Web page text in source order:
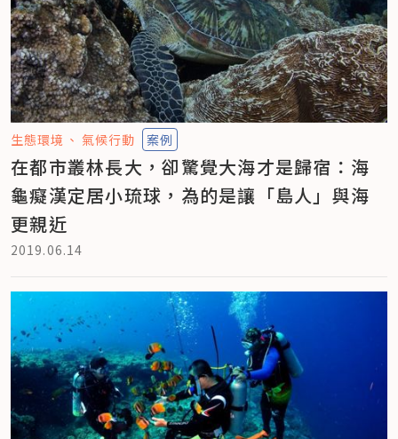
生態環境 氣候行動 案例
在都市叢林長大，卻驚覺大海才是歸宿：海
龜癡漢定居小琉球，為的是讓「島人」與海
更親近
2019.06.14